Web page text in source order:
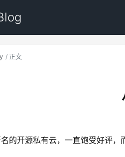
正文
的开源私有云，一直饱受好评